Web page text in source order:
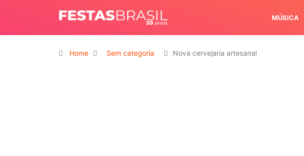
MÚSICA
Home Sem categoria Nova cervejaria artesanal